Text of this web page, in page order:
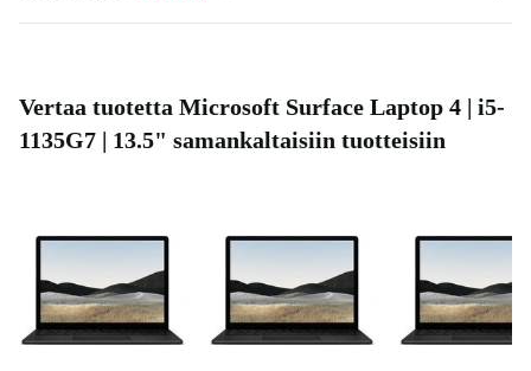
Vertaa tuotetta Microsoft Surface Laptop 4 | i5-
1135G7 | 13.5" samankaltaisiin tuotteisiin